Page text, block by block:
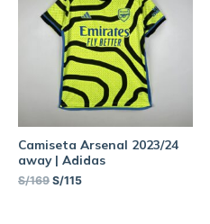
Camiseta Arsenal 2023/24
away | Adidas
S/169 S/115